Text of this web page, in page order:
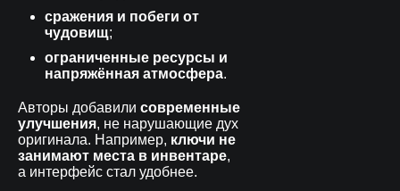
сражения и побеги от
чудовищ;
ограниченные ресурсы и
напряжённая атмосфера.
Авторы добавили современные
улучшения, не нарушающие дух
оригинала. Например, ключи не
занимают места в инвентаре,
а интерфейс стал удобнее.